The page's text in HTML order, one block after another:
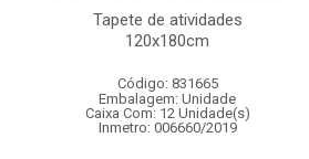
Tapete de atividades
120x180cm
Código: 831665
Embalagem: Unidade
Caixa Com: 12 Unidade(s)
Inmetro: 006660/2019